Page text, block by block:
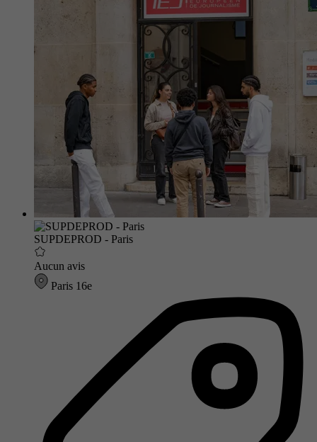
SUPDEPROD - Paris
Aucun avis
Paris 16e